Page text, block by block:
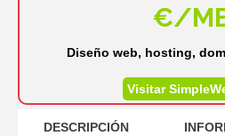
€/
Diseño web, hosting,
Visitar
DESCRIPCIÓN